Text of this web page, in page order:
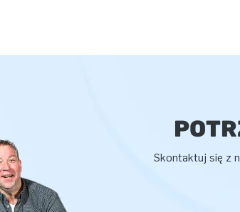
Skontaktuj się z